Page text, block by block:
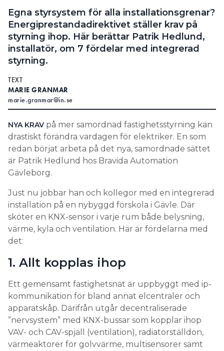
Egna styrsystem för alla installationsgrenar?
Energiprestandadirektivet ställer krav på
styrning ihop. Här berättar Patrik Hedlund,
installatör, om 7 fördelar med integrerad
styrning.
TEXT
MARIE GRANMAR
marie.granmar@in.se
NYA KRAV på mer samordnad fastighetsstyrning kan
drastiskt förändra vardagen för elektriker. En som
redan börjat arbeta på det nya, samordnade sättet
är Patrik Hedlund hos Bravida Automation
Gävleborg.
Just nu jobbar han och kollegor med en integrerad
installation på en nybyggd förskola i Gävle. Där
sköter en KNX-sensor i varje rum både belysning,
värme, kyla och ventilation. Här är fördelarna med
det:
1. Allt kopplas ihop
Ett gemensamt fastighetsnät är uppbyggt med ip-
kommunikation för bland annat elcentraler och
apparatskåp. Därifrån utgår decentraliserade
”nervsystem” med KNX-bussar som kopplar ihop
VAV- och CAV-spjäll (ventilation), radiatorställdon,
värmeaktorer för golvvärme, multisensorer samt